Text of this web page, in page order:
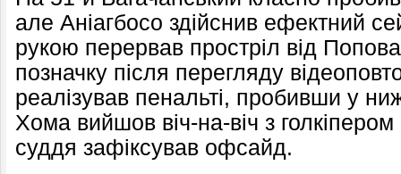
але Аніагбосо здійснив ефектний
рукою перервав простріл від
позначку після перегляду
реалізував пенальті, пробивши у
Хома вийшов віч-на-віч з
суддя зафіксував офсайд.